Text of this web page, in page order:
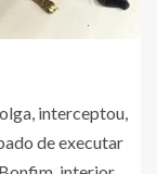
interceptou,
de executar